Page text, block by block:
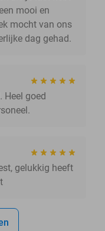
mooi en
mocht van ons
dag gehad.
Heel goed
gelukkig heeft